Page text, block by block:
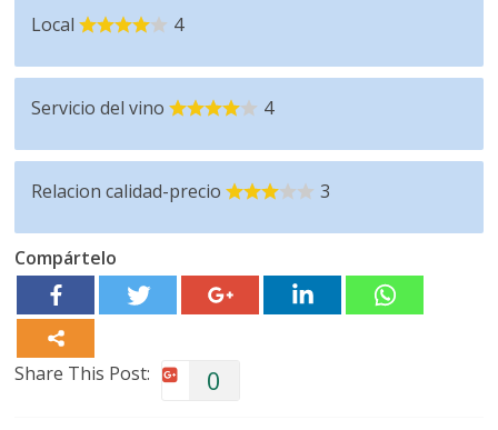
Local 4
Servicio del vino 4
Relacion calidad-precio 3
Compártelo
Share This Post: 0